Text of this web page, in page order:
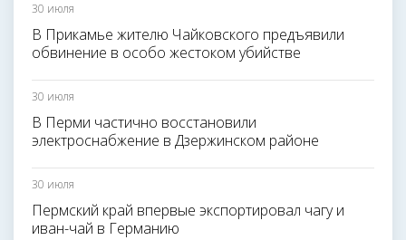
30 июля
В Прикамье жителю Чайковского предъявили
обвинение в особо жестоком убийстве
30 июля
В Перми частично восстановили
электроснабжение в Дзержинском районе
30 июля
Пермский край впервые экспортировал чагу и
иван-чай в Германию